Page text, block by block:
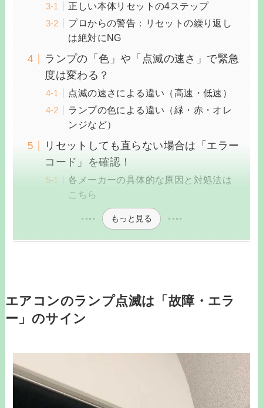
正しい本体リセットの4ステップ
プロからの警告：リセットの繰り返し
は絶対にNG
ランプの「色」や「点滅の速さ」で緊急
度は変わる？
点滅の速さによる違い（高速・低速）
ランプの色による違い（緑・赤・オレ
ンジなど）
リセットしても直らない場合は「エラー
コード」を確認！
各メーカーの具体的な原因と対処法は
こちら
もっと見る
エアコンのランプ点滅は「故障・エラ
ー」のサイン